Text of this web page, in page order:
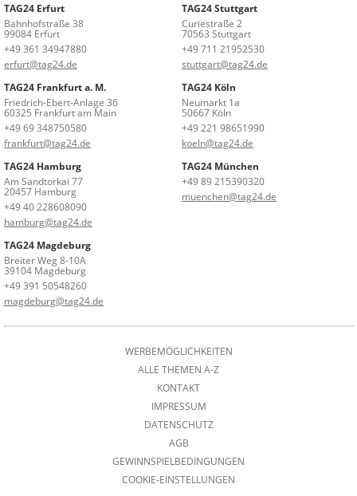
TAG24 Erfurt
Bahnhofstraße 38
99084 Erfurt
+49 361 34947880
erfurt@tag24.de
TAG24 Stuttgart
Curiestraße 2
70563 Stuttgart
+49 711 21952530
stuttgart@tag24.de
TAG24 Frankfurt a. M.
Friedrich-Ebert-Anlage 36
60325 Frankfurt am Main
+49 69 348750580
frankfurt@tag24.de
TAG24 Köln
Neumarkt 1a
50667 Köln
+49 221 98651990
koeln@tag24.de
TAG24 Hamburg
Am Sandtorkai 77
20457 Hamburg
+49 40 228608090
hamburg@tag24.de
TAG24 München
+49 89 215390320
muenchen@tag24.de
TAG24 Magdeburg
Breiter Weg 8-10A
39104 Magdeburg
+49 391 50548260
magdeburg@tag24.de
WERBEMÖGLICHKEITEN
ALLE THEMEN A-Z
KONTAKT
IMPRESSUM
DATENSCHUTZ
AGB
GEWINNSPIELBEDINGUNGEN
COOKIE-EINSTELLUNGEN